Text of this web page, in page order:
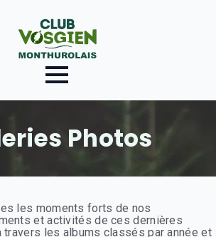
Photos
les moments forts de nos
et activités de ces dernières
travers les albums classés par année et